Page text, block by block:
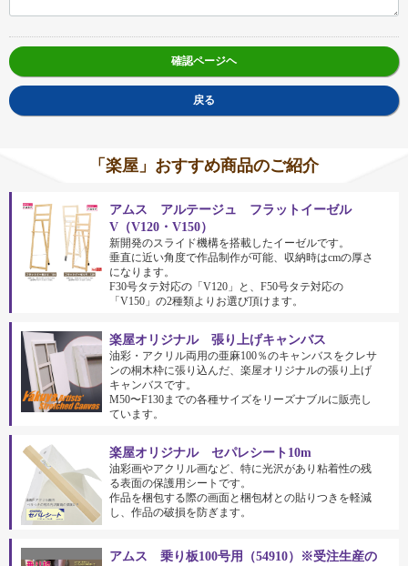
確認ページヘ
戻る
「楽屋」おすすめ商品のご紹介
アムス アルテージュ フラットイーゼル
V（V120・V150）
新開発のスライド機構を搭載したイーゼルです。
垂直に近い角度で作品制作が可能、収納時はcmの厚さ
になります。
F30号タテ対応の「V120」と、F50号タテ対応の
「V150」の2種類よりお選び頂けます。
楽屋オリジナル 張り上げキャンバス
油彩・アクリル両用の亜麻100％のキャンバスをクレサ
ンの桐木枠に張り込んだ、楽屋オリジナルの張り上げ
キャンバスです。
M50〜F130までの各種サイズをリーズナブルに販売し
ています。
楽屋オリジナル セパレシート10m
油彩画やアクリル画など、特に光沢があり粘着性の残
る表面の保護用シートです。
作品を梱包する際の画面と梱包材との貼りつきを軽減
し、作品の破損を防ぎます。
アムス 乗り板100号用（54910）※受注生産の